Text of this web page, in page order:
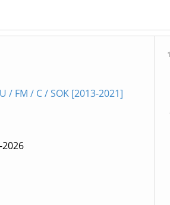
FM / C / SOK [2013-2021]